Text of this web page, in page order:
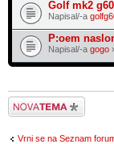
Golf mk2 g60
Napisal/-a
P:oem
Napisal/-a gogo
Napiši novo temo
Vrni se na Seznam